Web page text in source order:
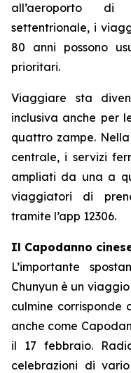
all’aeroporto di
settentrionale, i
80 anni possono
prioritari.
Viaggiare sta
inclusiva anche per
quattro zampe.
centrale, i servizi
ampliati da una a
viaggiatori di
tramite l’app 12306.
Il Capodanno
L’importante
Chunyun è un
culmine corrisponde
anche come
il 17 febbraio.
celebrazioni di